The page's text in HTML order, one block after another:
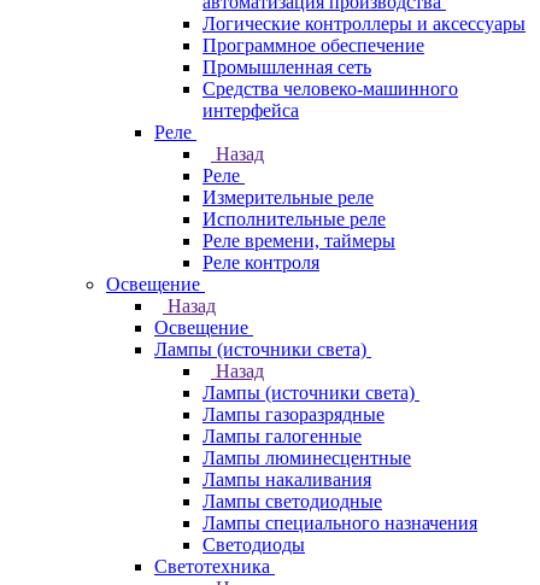
Логические контроллеры и аксессуары
Программное обеспечение
Промышленная сеть
Средства человеко-машинного
интерфейса
Реле
Назад
Реле
Измерительные реле
Исполнительные реле
Реле времени, таймеры
Реле контроля
Освещение
Назад
Освещение
Лампы (источники света)
Назад
Лампы (источники света)
Лампы газоразрядные
Лампы галогенные
Лампы люминесцентные
Лампы накаливания
Лампы светодиодные
Лампы специального назначения
Светодиоды
Светотехника